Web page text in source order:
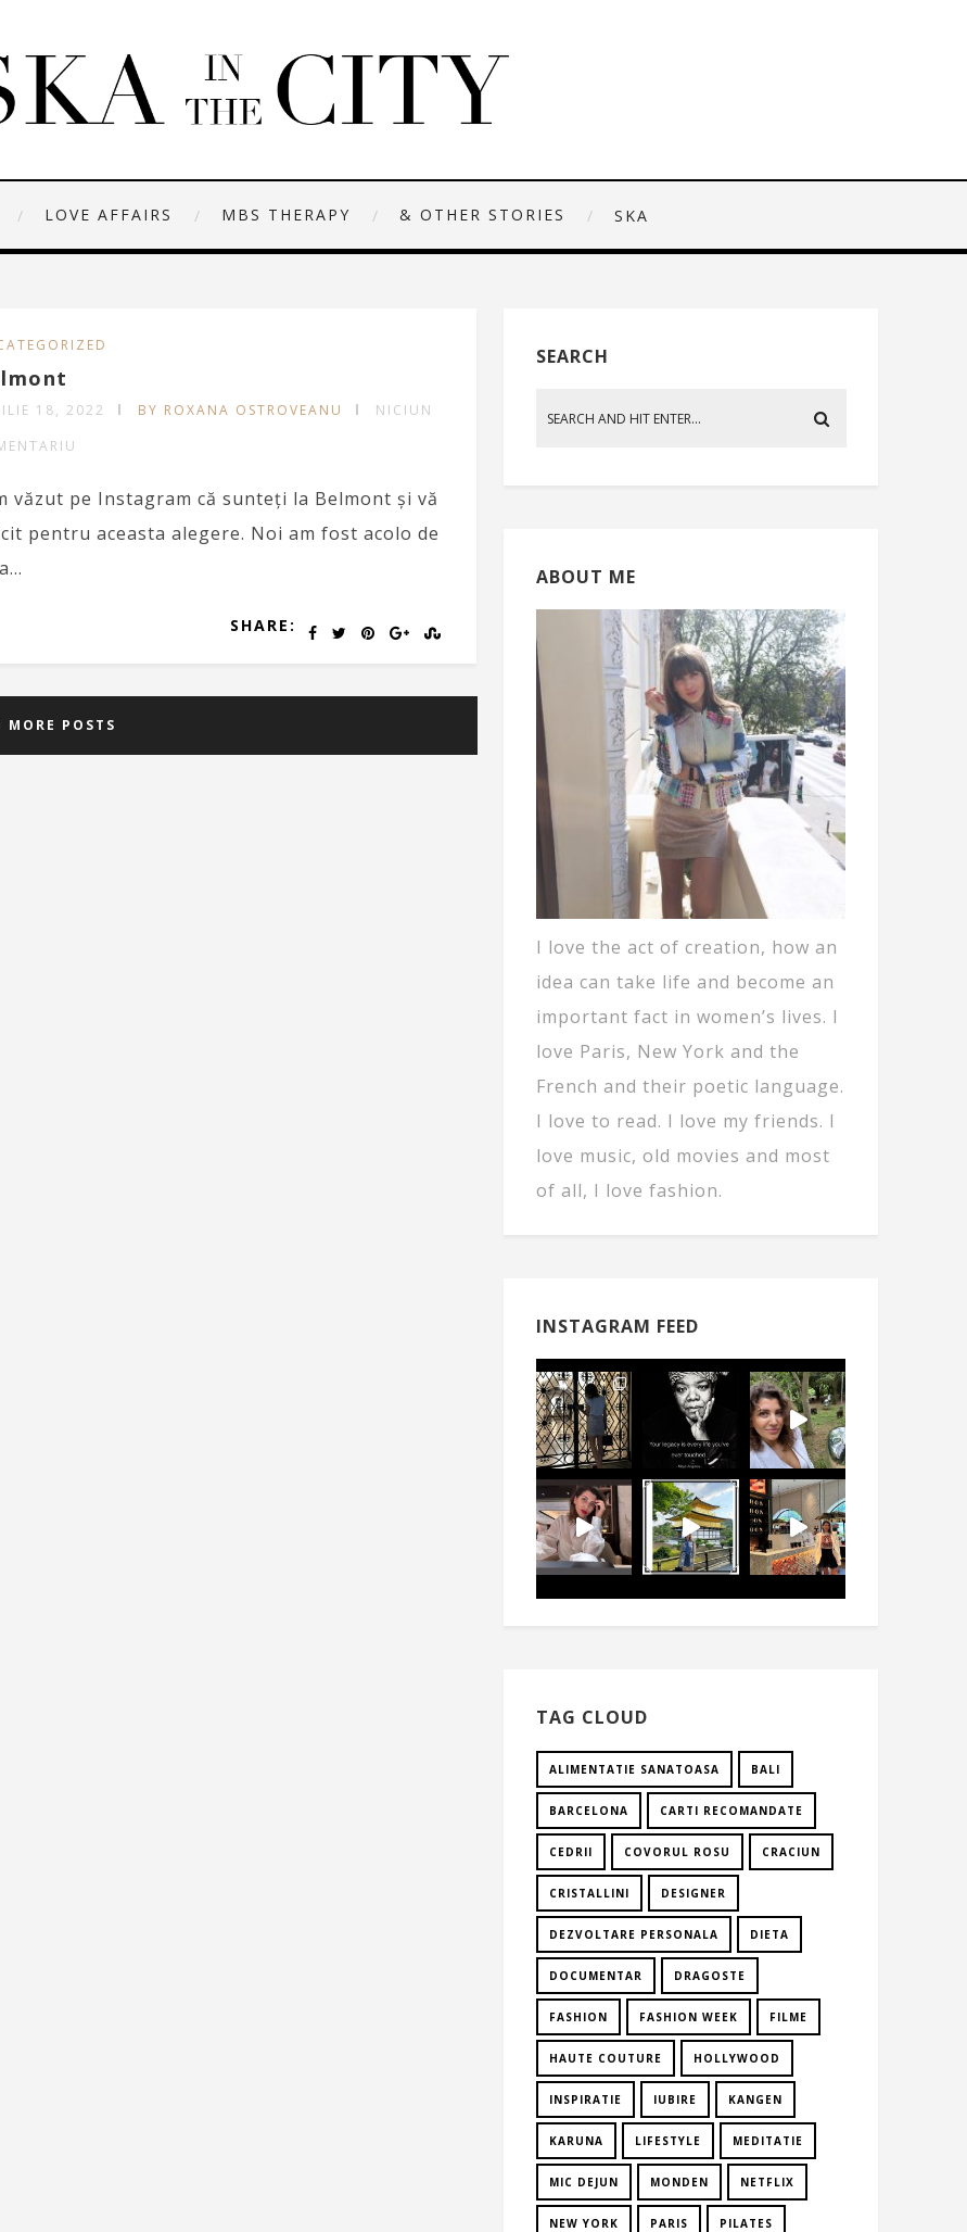
LOVE AFFAIRS MBS THERAPY & OTHER STORIES SKA
18, 2022 BY ROXANA OSTROVEANU
NICIUN
văzut pe Instagram că sunteți la Belmont și vă
pentru aceasta alegere. Noi am fost acolo de
SHARE:
MORE POSTS
SEARCH
ABOUT ME
I love the act of creation, how an
idea can take life and become an
important fact in women’s lives. I
love Paris, New York and the
French and their poetic language.
I love to read. I love my friends. I
love music, old movies and most
of all, I love fashion.
INSTAGRAM FEED
TAG CLOUD
ALIMENTATIE SANATOASA BALI
BARCELONA CARTI RECOMANDATE
CEDRII COVORUL ROSU CRACIUN
CRISTALLINI DESIGNER
DEZVOLTARE PERSONALA DIETA
DOCUMENTAR DRAGOSTE
FASHION FASHION WEEK FILME
HAUTE COUTURE HOLLYWOOD
INSPIRATIE IUBIRE KANGEN
KARUNA LIFESTYLE MEDITATIE
MIC DEJUN MONDEN NETFLIX
NEW YORK PARIS PILATES